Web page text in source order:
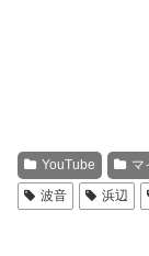
YouTube マ
波音
浜辺